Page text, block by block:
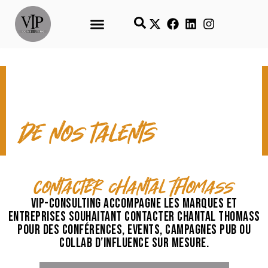
CONTACT & TEMPS FORTS
de nos talents
contacter Chantal Thomass
VIP-Consulting accompagne les marques et
entreprises souhaitant contacter Chantal Thomass
pour des conférences, events, campagnes pub ou
collab d’influence sur mesure.